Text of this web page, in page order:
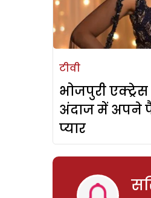
टीवी
भोजपुरी
अंदाज में अपने
प्यार